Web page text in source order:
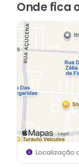
Onde fica
Localização